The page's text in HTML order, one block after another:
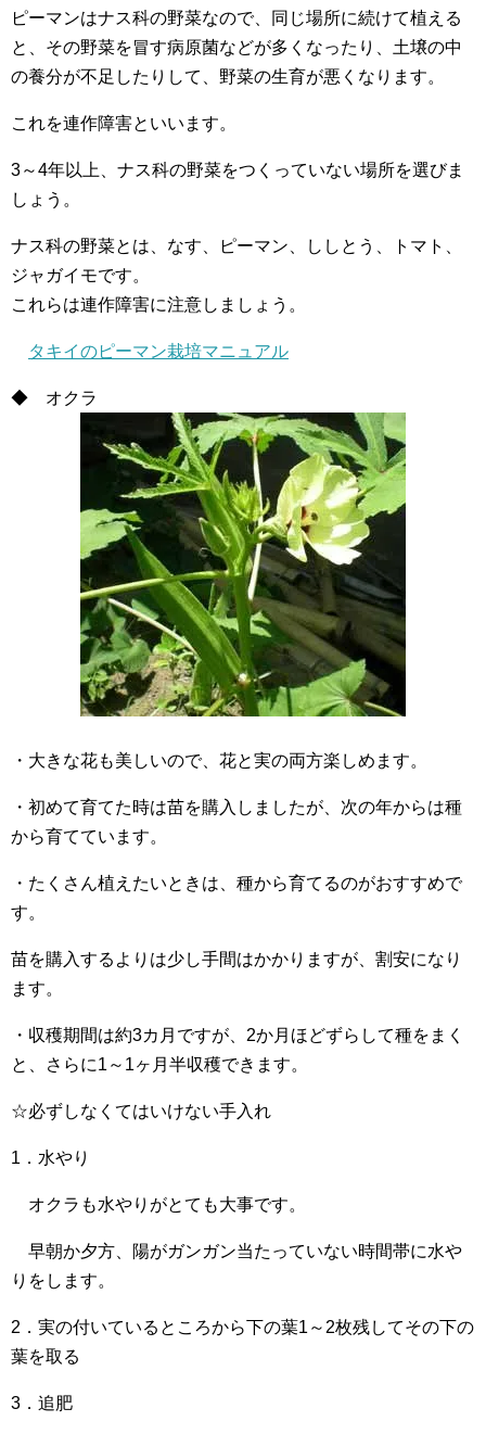
ピーマンはナス科の野菜なので、同じ場所に続けて植える
と、その野菜を冒す病原菌などが多くなったり、土壌の中
の養分が不足したりして、野菜の生育が悪くなります。
これを連作障害といいます。
3～4年以上、ナス科の野菜をつくっていない場所を選びま
しょう。
ナス科の野菜とは、なす、ピーマン、ししとう、トマト、
ジャガイモです。
これらは連作障害に注意しましょう。
タキイのピーマン栽培マニュアル
◆ オクラ
・大きな花も美しいので、花と実の両方楽しめます。
・初めて育てた時は苗を購入しましたが、次の年からは種
から育てています。
・たくさん植えたいときは、種から育てるのがおすすめで
す。
苗を購入するよりは少し手間はかかりますが、割安になり
ます。
・収穫期間は約3カ月ですが、2か月ほどずらして種をまく
と、さらに1～1ヶ月半収穫できます。
☆必ずしなくてはいけない手入れ
1．水やり
オクラも水やりがとても大事です。
早朝か夕方、陽がガンガン当たっていない時間帯に水や
りをします。
2．実の付いているところから下の葉1～2枚残してその下の
葉を取る
3．追肥